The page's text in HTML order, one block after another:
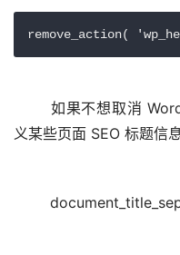
remove_action(